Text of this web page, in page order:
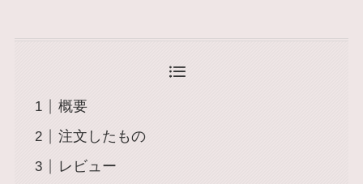
概要
注文したもの
レビュー